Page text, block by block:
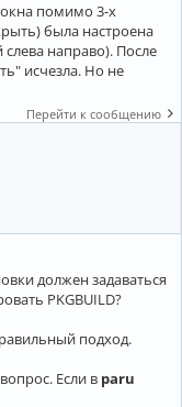
окна помимо 3-х
была настроена
направо). После
исчезла. Но не
Перейти к сообщению
должен задаваться
PKGBUILD?
подход.
Если в paru